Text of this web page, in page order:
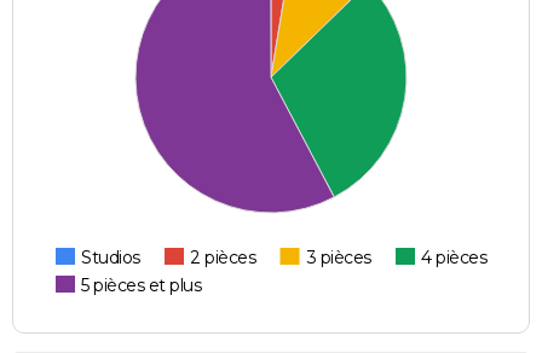
Studios 2 pièces 3 pièces
4 pièces
5 pièces et plus